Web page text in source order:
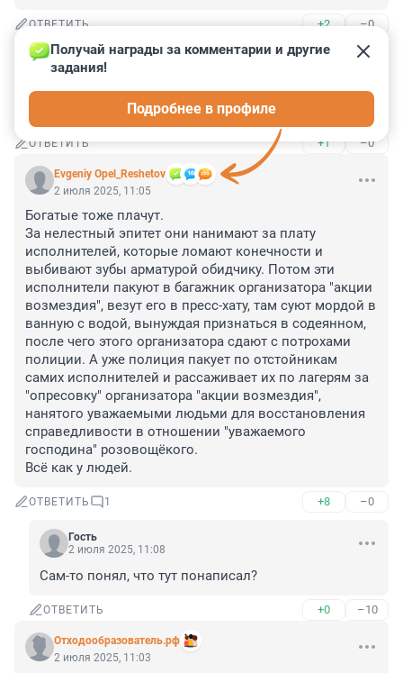
ОТВЕТИТЬ +2 –0
Гость
2 июля 2025, 12:15
То есть всех носорогов переловили и посадили, это
ОТВЕТИТЬ +1 –0
Evgeniy Opel_Reshetov
Получай награды за комментарии и другие
задания!
Подробнее в профиле
2 июля 2025, 11:05
Богатые тоже плачут.
За нелестный эпитет они нанимают за плату
исполнителей, которые ломают конечности и
выбивают зубы арматурой обидчику. Потом эти
исполнители пакуют в багажник организатора "акции
возмездия", везут его в пресс-хату, там суют мордой в
ванную с водой, вынуждая признаться в содеянном,
после чего этого организатора сдают с потрохами
полиции. А уже полиция пакует по отстойникам
самих исполнителей и рассаживает их по лагерям за
"опресовку" организатора "акции возмездия",
нанятого уважаемыми людьми для восстановления
справедливости в отношении "уважаемого
господина" розовощёкого.
Всё как у людей.
ОТВЕТИТЬ 1 +8 –0
Гость
2 июля 2025, 11:08
Сам-то понял, что тут понаписал?
ОТВЕТИТЬ +0 –10
Отходообразователь.рф
2 июля 2025, 11:03